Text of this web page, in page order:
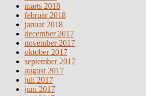
marts 2018
februar 2018
januar 2018
december 2017
november 2017
oktober 2017
september 2017
august 2017
juli 2017
juni 2017